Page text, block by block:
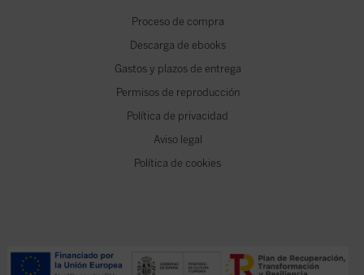
Proceso de compra
Descarga de ebooks
Gastos y plazos de entrega
Permisos de reproducción
Política de privacidad
Aviso legal
Política de cookies